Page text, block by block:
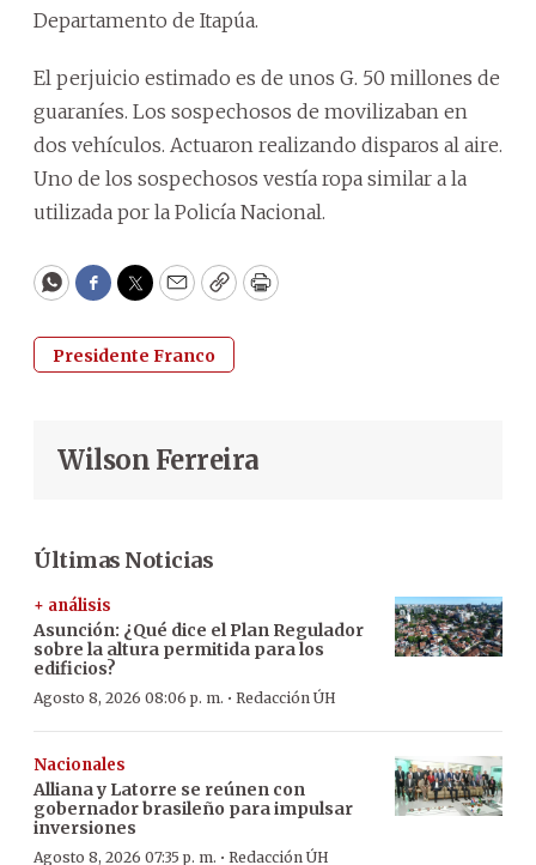
Departamento de Itapúa.
El perjuicio estimado es de unos G. 50 millones de
guaraníes. Los sospechosos de movilizaban en
dos vehículos. Actuaron realizando disparos al aire.
Uno de los sospechosos vestía ropa similar a la
utilizada por la Policía Nacional.
WhatsApp
Facebook
Twitter
EmailCopyPrint
Presidente Franco
Wilson Ferreira
Últimas Noticias
+ análisis
Asunción: ¿Qué dice el Plan Regulador
sobre la altura permitida para los
edificios?
Agosto 8, 2026 08:06 p. m. · Redacción ÚH
Nacionales
Alliana y Latorre se reúnen con
gobernador brasileño para impulsar
inversiones
Agosto 8, 2026 07:35 p. m. · Redacción ÚH